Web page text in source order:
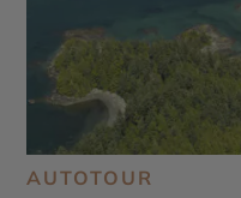
AUTOTOUR